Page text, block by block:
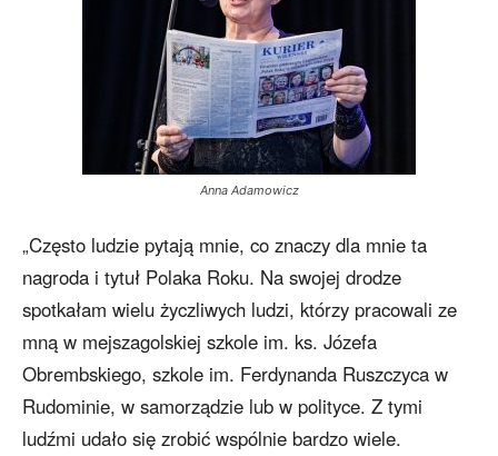
Anna Adamowicz
„Często ludzie pytają mnie, co znaczy dla mnie ta
nagroda i tytuł Polaka Roku. Na swojej drodze
spotkałam wielu życzliwych ludzi, którzy pracowali ze
mną w mejszagolskiej szkole im. ks. Józefa
Obrembskiego, szkole im. Ferdynanda Ruszczyca w
Rudominie, w samorządzie lub w polityce. Z tymi
ludźmi udało się zrobić wspólnie bardzo wiele.